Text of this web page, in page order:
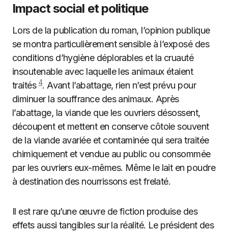
Impact social et politique
Lors de la publication du roman, l’opinion publique
se montra particulièrement sensible à l’exposé des
conditions d’hygiène déplorables et la cruauté
insoutenable avec laquelle les animaux étaient
traités4. Avant l’abattage, rien n’est prévu pour
diminuer la souffrance des animaux. Après
l’abattage, la viande que les ouvriers désossent,
découpent et mettent en conserve côtoie souvent
de la viande avariée et contaminée qui sera traitée
chimiquement et vendue au public ou consommée
par les ouvriers eux-mêmes. Même le lait en poudre
à destination des nourrissons est frelaté.
Il est rare qu’une œuvre de fiction produise des
effets aussi tangibles sur la réalité. Le président des